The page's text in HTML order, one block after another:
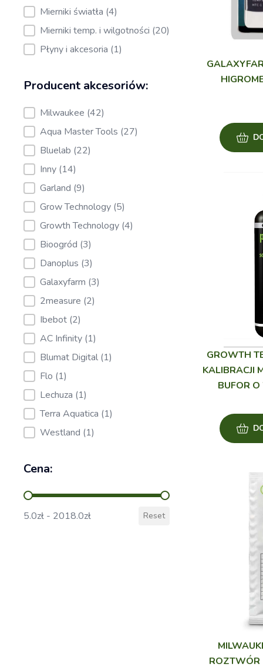
Cena:
Cena:
5.0zł - 2018.0zł Reset
Mierniki światła (4)
Mierniki temp. i wilgotności (20)
Płyny i akcesoria (1)
Producent akcesoriów:
Producent akcesoriów:
Milwaukee (42)
Aqua Master Tools (27)
Bluelab (22)
Inny (14)
Garland (9)
Grow Technology (5)
Growth Technology (4)
Bioogród (3)
Danoplus (3)
Galaxyfarm (3)
2measure (2)
Ibebot (2)
AC Infinity (1)
Blumat Digital (1)
Flo (1)
Lechuza (1)
Terra Aquatica (1)
Westland (1)
GROWTH
KALIBRACJI
BUFOR
ROZTWÓR